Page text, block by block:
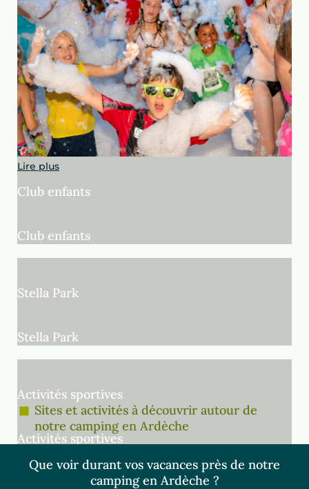
Club enfants
Club enfants
Stella Park
Stella Park
Activités sportives
Activités sportives
Dans notre camping au cœur de l’Ardèche, la
baignade tient une place de choix grâce à un parc
aquatique de 13 toboggans et 3 piscines, dont
2 chauffées dès l’ouverture.
Ici, tout le monde se mouille ! Les tout-petits
barbotent, les ados foncent sur les toboggans, et les
parents soufflent enfin sur un fauteuil. C’est toute la
promesse de notrecamping avec parc aquatique en
Ardèche: 3 bassins, 3 ambiances, pour que chacun
trouve son rythme tout au long des vacances !
Lire plus
Sites et activités à découvrir autour de
notre camping en Ardèche
Que voir durant vos vacances près de notre
camping en Ardèche ?